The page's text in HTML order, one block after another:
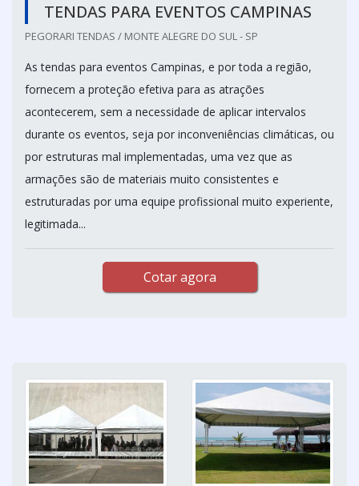
TENDAS PARA EVENTOS CAMPINAS
PEGORARI TENDAS / MONTE ALEGRE DO SUL - SP
As tendas para eventos Campinas, e por toda a região,
fornecem a proteção efetiva para as atrações
acontecerem, sem a necessidade de aplicar intervalos
durante os eventos, seja por inconveniências climáticas, ou
por estruturas mal implementadas, uma vez que as
armações são de materiais muito consistentes e
estruturadas por uma equipe profissional muito experiente,
legitimada...
Cotar agora